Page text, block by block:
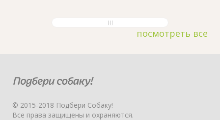
посмотреть все
© 2015-2018 Подбери Собаку!
Все права защищены и охраняются.